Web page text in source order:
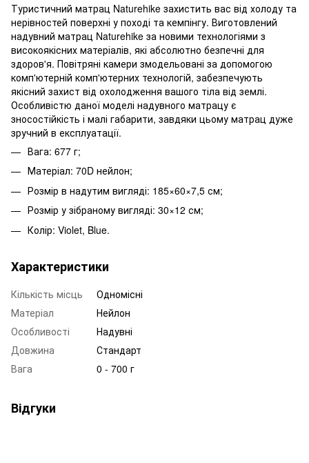
Туристичний матрац Naturehike захистить вас від холоду та
нерівностей поверхні у поході та кемпінгу. Виготовлений
надувний матрац Naturehike за новими технологіями з
високоякісних матеріалів, які абсолютно безпечні для
здоров'я. Повітряні камери змодельовані за допомогою
комп'ютерній комп'ютерних технологій, забезпечують
якісний захист від охолодження вашого тіла від землі.
Особливістю даної моделі надувного матрацу є
зносостійкість і малі габарити, завдяки цьому матрац дуже
зручний в експлуатації.
Вага: 677 г;
Матеріал: 70D нейлон;
Розмір в надутим вигляді: 185×60×7,5 см;
Розмір у зібраному вигляді: 30×12 см;
Колір: Violet, Blue.
Характеристики
Кількість місць
Одномісні
Матеріал
Нейлон
Особливості
Надувні
Довжина
Стандарт
Вага
0 - 700 г
Відгуки